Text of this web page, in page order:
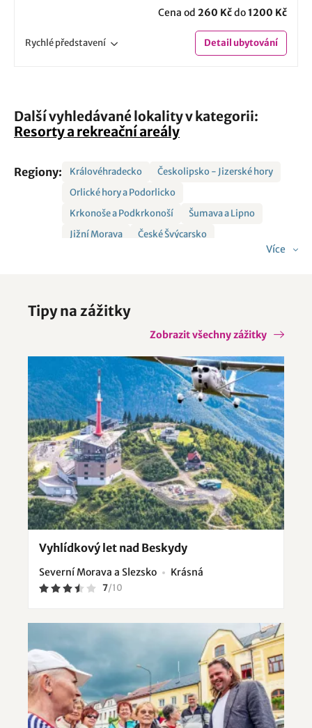
Cena od 260 Kčdo1200 Kč
Rychlépředstavení Detailubytování
Další vyhledávané lokality v kategorii:
Resorty a rekreační areály
Regiony: Královéhradecko
Českolipsko - Jizerské hory
Orlické hory a Podorlicko
Krkonoše a Podkrkonoší
Šumava a Lipno
Jižní Morava
České Švýcarsko
Více
Tipy na zážitky
Zobrazit všechny zážitky
Vyhlídkový let nad Beskydy
Severní Morava a Slezsko Krásná
7/10